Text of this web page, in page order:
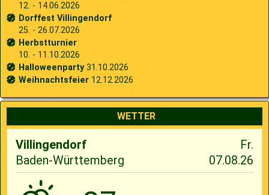
12. - 14.06.2026
Dorffest Villingendorf
25. - 26.07.2026
Herbstturnier
10. - 11.10.2026
Halloweenparty31.10.2026
Weihnachtsfeier 12.12.2026
WETTER